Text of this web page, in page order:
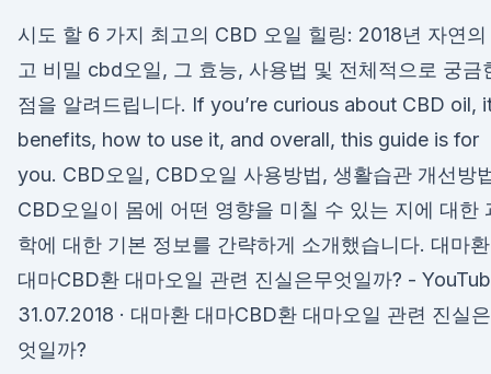
시도 할 6 가지 최고의 CBD 오일 힐링: 2018년 자연의
고 비밀 cbd오일, 그 효능, 사용법 및 전체적으로 궁금
점을 알려드립니다. If you’re curious about CBD oil,
benefits, how to use it, and overall, this guide is for
you. CBD오일, CBD오일 사용방법, 생활습관 개선방
CBD오일이 몸에 어떤 영향을 미칠 수 있는 지에 대한
학에 대한 기본 정보를 간략하게 소개했습니다. 대마환
대마CBD환 대마오일 관련 진실은무엇일까? -
31.07.2018 · 대마환 대마CBD환 대마오일 관련 진실
엇일까?